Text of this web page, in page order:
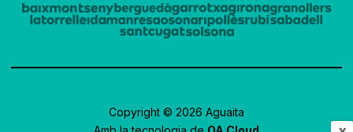
Copyright © 2026 Aguaita